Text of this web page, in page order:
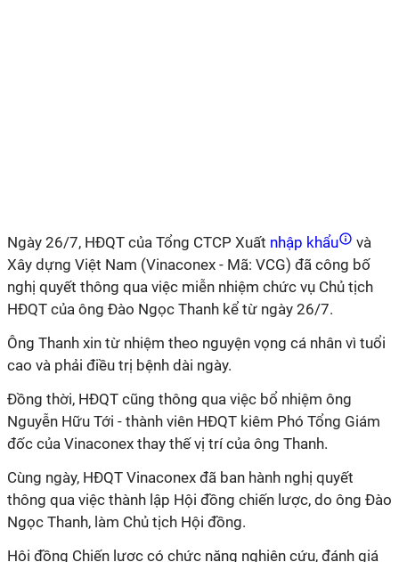
Ngày 26/7, HĐQT của Tổng CTCP Xuất nhập khẩu
và
Xây dựng Việt Nam (Vinaconex - Mã: VCG) đã công bố
nghị quyết thông qua việc miễn nhiệm chức vụ Chủ tịch
HĐQT của ông Đào Ngọc Thanh kể từ ngày 26/7.
Ông Thanh xin từ nhiệm theo nguyện vọng cá nhân vì tuổi
cao và phải điều trị bệnh dài ngày.
Đồng thời, HĐQT cũng thông qua việc bổ nhiệm ông
Nguyễn Hữu Tới - thành viên HĐQT kiêm Phó Tổng Giám
đốc của Vinaconex thay thế vị trí của ông Thanh.
Cùng ngày, HĐQT Vinaconex đã ban hành nghị quyết
thông qua việc thành lập Hội đồng chiến lược, do ông Đào
Ngọc Thanh, làm Chủ tịch Hội đồng.
Hội đồng Chiến lược có chức năng nghiên cứu, đánh giá